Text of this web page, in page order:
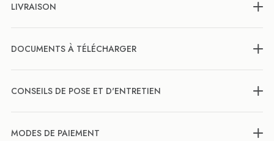
LIVRAISON
DOCUMENTS À TÉLÉCHARGER
CONSEILS DE POSE ET D'ENTRETIEN
MODES DE PAIEMENT